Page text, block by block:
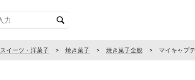
スイーツ・洋菓子 焼き菓子 焼き菓子全般 マイキャプ